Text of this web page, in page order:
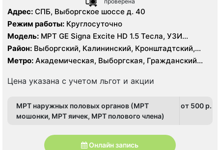
Адрес: СПБ, Выборгское шоссе д. 40
Режим работы: Круглосуточно
Модель: МРТ GE Signa Excite HD 1.5 Тесла, УЗИ
экспертного класса
Район: Выборгский, Калининский, Кронштадтский,
Курортный, Ленинградская область, Приморский
Метро: Академическая, Выборгская, Гражданский
Политехническая, Проспект Просвещения, Удельная
Цена указана с учетом льгот и акции
МРТ наружных половых органов (МРТ
мошонки, МРТ яичек, МРТ полового члена)
от 500 p.
Онлайн запись